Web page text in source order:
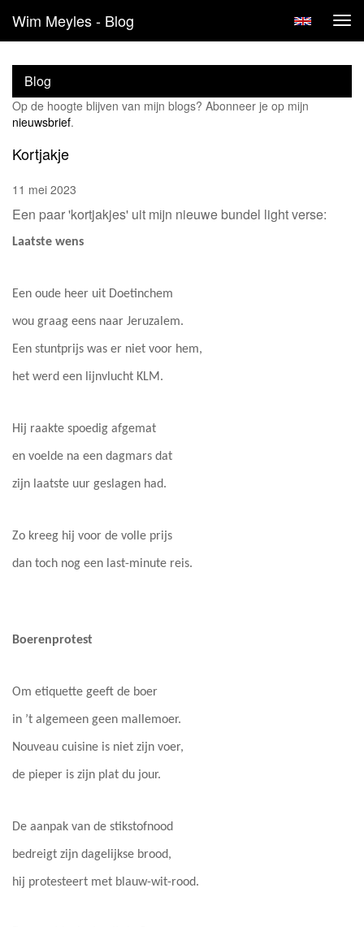
Wim Meyles - Blog
Blog
Op de hoogte blijven van mijn blogs? Abonneer je op mijn
nieuwsbrief.
Kortjakje
11 mei 2023
Een paar 'kortjakjes' uit mijn nieuwe bundel light verse:
Laatste wens
Een oude heer uit Doetinchem
wou graag eens naar Jeruzalem.
Een stuntprijs was er niet voor hem,
het werd een lijnvlucht KLM.
Hij raakte spoedig afgemat
en voelde na een dagmars dat
zijn laatste uur geslagen had.
Zo kreeg hij voor de volle prijs
dan toch nog een last-minute reis.
Boerenprotest
Om etiquette geeft de boer
in ’t algemeen geen mallemoer.
Nouveau cuisine is niet zijn voer,
de pieper is zijn plat du jour.
De aanpak van de stikstofnood
bedreigt zijn dagelijkse brood,
hij protesteert met blauw-wit-rood.